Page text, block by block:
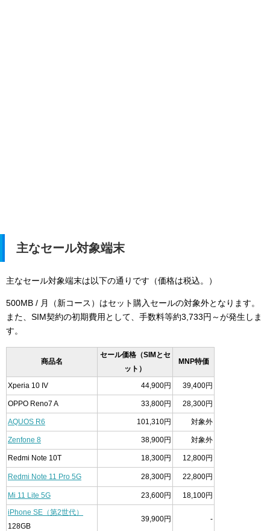
主なセール対象端末
主なセール対象端末は以下の通りです（価格は税込。）
500MB / 月（新コース）はセット購入セールの対象外となります。
また、SIM契約の初期費用として、手数料等約3,733円～が発生しま
す。
商品名
セール価格（SIMとセ
ット）
MNP特価
Xperia 10 IV 44,900円 39,400円
OPPO Reno7 A 33,800円 28,300円
AQUOS R6 101,310円 対象外
Zenfone 8 38,900円 対象外
Redmi Note 10T 18,300円 12,800円
Redmi Note 11 Pro 5G 28,300円 22,800円
Mi 11 Lite 5G 23,600円
18,100円
iPhone SE（第2世代）
128GB
39,900円 -